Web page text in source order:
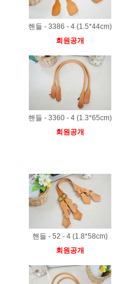
핸들 - 3386 - 4 (1.5*44cm)
회원공개
핸들 - 3360 - 4 (1.3*65cm)
회원공개
핸들 - 52 - 4 (1.8*58cm)
회원공개